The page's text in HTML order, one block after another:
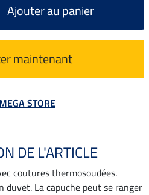
Ajouter au panier
maintenant
STORE
DE L'ARTICLE
coutures thermosoudées.
duvet. La capuche peut se ranger